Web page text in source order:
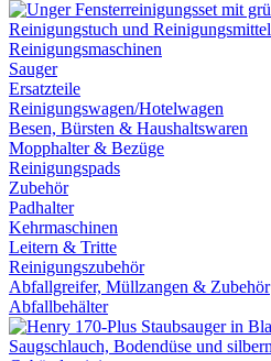
Reinigungsmaschinen
Sauger
Ersatzteile
Reinigungswagen/Hotelwagen
Besen, Bürsten & Haushaltswaren
Mopphalter & Bezüge
Reinigungspads
Zubehör
Padhalter
Kehrmaschinen
Leitern & Tritte
Reinigungszubehör
Abfallgreifer, Müllzangen & Zubehör
Abfallbehälter